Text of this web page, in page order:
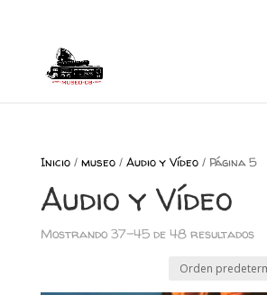
Inicio/ museo/ Audio y Vídeo/ Página 5
Audio y Vídeo
Mostrando 37–45 de 48 resultados